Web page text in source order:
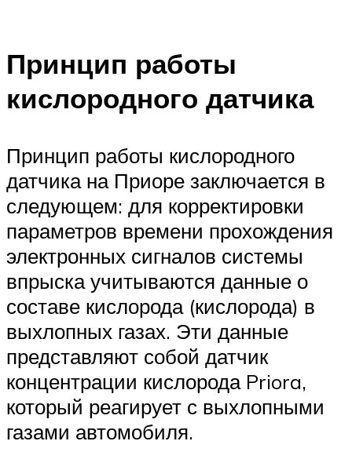
Принцип работы
кислородного датчика
Принцип работы кислородного
датчика на Приоре заключается в
следующем: для корректировки
параметров времени прохождения
электронных сигналов системы
впрыска учитываются данные о
составе кислорода (кислорода) в
выхлопных газах. Эти данные
представляют собой датчик
концентрации кислорода Priora,
который реагирует с выхлопными
газами автомобиля.